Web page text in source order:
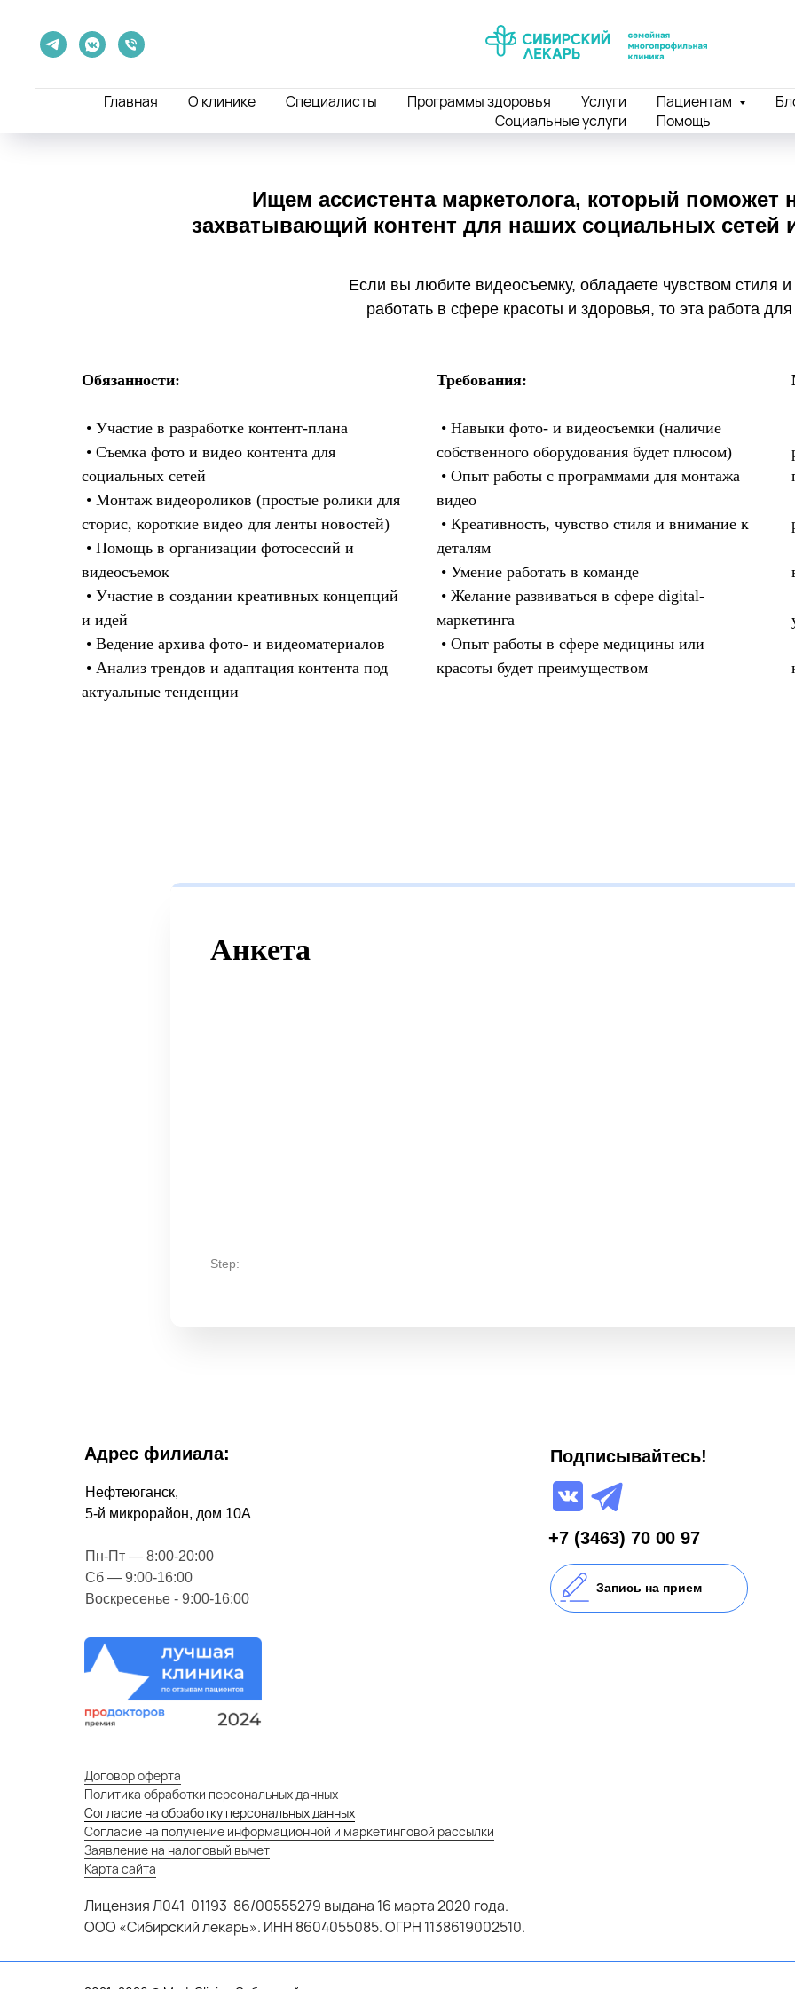
Главная О клинике Специалисты Программы здоровья Услуги Пациентам
Социальные услуги
Помощь
Ищем ассистента маркетолога, который поможет
захватывающий контент для наших социальных сетей
Если вы любите видеосъемку, обладаете чувством стиля и
работать в сфере красоты и здоровья, то эта работа для
Обязанности:
• Участие в разработке контент-плана
• Съемка фото и видео контента для
социальных сетей
• Монтаж видеороликов (простые ролики для
сторис, короткие видео для ленты новостей)
• Помощь в организации фотосессий и
видеосъемок
• Участие в создании креативных концепций
и идей
• Ведение архива фото- и видеоматериалов
• Анализ трендов и адаптация контента под
актуальные тенденции
Требования:
• Навыки фото- и видеосъемки (наличие
собственного оборудования будет плюсом)
• Опыт работы с программами для монтажа
видео
• Креативность, чувство стиля и внимание к
деталям
• Умение работать в команде
• Желание развиваться в сфере digital-
маркетинга
• Опыт работы в сфере медицины или
красоты будет преимуществом
Анкета
Step:
Запись на прием
+7 (3463) 70 00 97
Подписывайтесь!
Адрес филиала:
Нефтеюганск,
5-й микрорайон, дом 10А
Пн-Пт — 8:00-20:00
Сб — 9:00-16:00
Воскресенье - 9:00-16:00
Лицензия Л041-01193-86/00555279 выдана 16 марта 2020 года.
ООО «Сибирский лекарь». ИНН 8604055085. ОГРН 1138619002510.
Договор оферта
Политика обработки персональных данных
Согласие на обработку персональных данных
Согласие на получение информационной и маркетинговой рассылки
Заявление на налоговый вычет
Карта сайта